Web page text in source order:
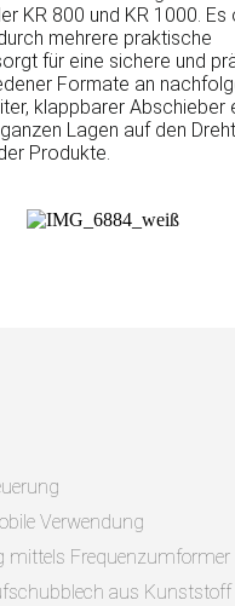
KR 800 und KR 1000.
mehrere praktische
für eine sichere und
Formate an
klappbarer Abschieber
Lagen auf den
Produkte.
Verwendung
mittels Frequenzumformer
aus Kunststoff